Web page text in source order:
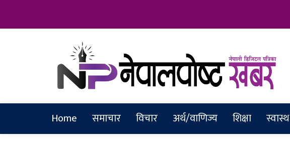
Nepalpostkhabar
Home समाचार विचार अर्थ/वाणिज्य शिक्षा स्वास्थ